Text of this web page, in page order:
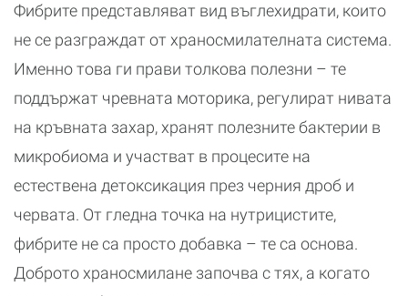
Фибрите представляват вид въглехидрати, които
не се разграждат от храносмилателната система.
Именно това ги прави толкова полезни – те
поддържат чревната моторика, регулират нивата
на кръвната захар, хранят полезните бактерии в
микробиома и участват в процесите на
естествена детоксикация през черния дроб и
червата. От гледна точка на нутрицистите,
фибрите не са просто добавка – те са основа.
Доброто храносмилане започва с тях, а когато